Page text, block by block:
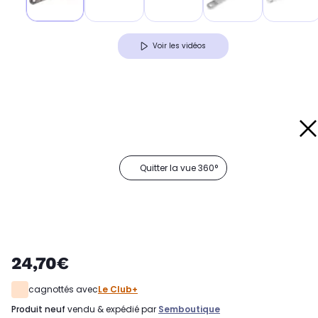
Voir les vidéos
Quitter la vue 360°
24,70€
cagnottés avecLe Club+
produit neuf vendu & expédié par Semboutique